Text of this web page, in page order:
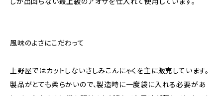
風味のよさにこだわって
上野屋ではカットしないさしみこんにゃくを主に販売しています。
製品がとても柔らかいので、製造時に一度袋に入れる必要があ